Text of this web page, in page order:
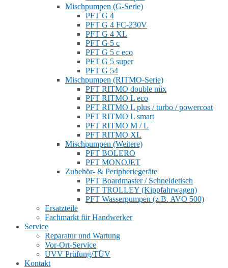
Mischpumpen (G-Serie)
PFT G 4
PFT G 4 FC-230V
PFT G 4 XL
PFT G 5 c
PFT G 5 c eco
PFT G 5 super
PFT G 54
Mischpumpen (RITMO-Serie)
PFT RITMO double mix
PFT RITMO L eco
PFT RITMO L plus / turbo / powercoat
PFT RITMO L smart
PFT RITMO M / L
PFT RITMO XL
Mischpumpen (Weitere)
PFT BOLERO
PFT MONOJET
Zubehör- & Peripheriegeräte
PFT Boardmaster / Schneidetisch
PFT TROLLEY (Kippfahrwagen)
PFT Wasserpumpen (z.B. AVO 500)
Ersatzteile
Fachmarkt für Handwerker
Service
Reparatur und Wartung
Vor-Ort-Service
UVV Prüfung/TÜV
Kontakt